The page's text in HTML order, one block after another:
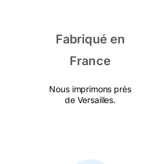
Fabriqué en
France
Nous imprimons près
de Versailles.